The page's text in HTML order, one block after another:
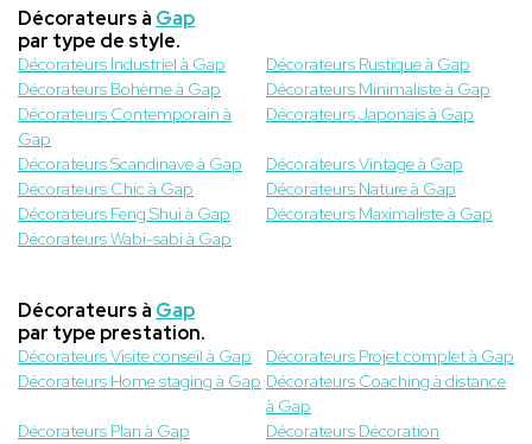
Décorateurs à Gap
par type de style.
Décorateurs Industriel à Gap
Décorateurs Rustique à Gap
Décorateurs Bohème à Gap
Décorateurs Minimaliste à Gap
Décorateurs Contemporain à
Gap
Décorateurs Japonais à Gap
Décorateurs Scandinave à Gap
Décorateurs Vintage à Gap
Décorateurs Chic à Gap
Décorateurs Nature à Gap
Décorateurs Feng Shui à Gap
Décorateurs Maximaliste à Gap
Décorateurs Wabi-sabi à Gap
Décorateurs à Gap
par type prestation.
Décorateurs Visite conseil à Gap
Décorateurs Projet complet à Gap
Décorateurs Home staging à Gap Décorateurs Coaching à distance
à Gap
Décorateurs Plan à Gap
Décorateurs Décoration